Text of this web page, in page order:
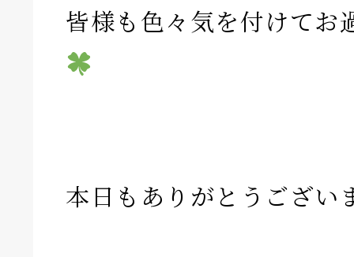
皆様も色々気を付けてお
本日もありがとうござい